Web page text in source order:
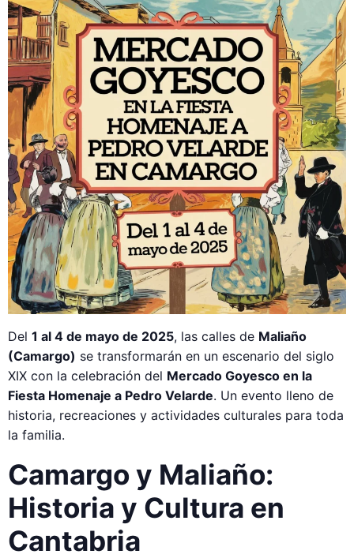
Del 1 al 4 de mayo de 2025, las calles de Maliaño
(Camargo) se transformarán en un escenario del siglo
XIX con la celebración del Mercado Goyesco en la
Fiesta Homenaje a Pedro Velarde. Un evento lleno de
historia, recreaciones y actividades culturales para toda
la familia.
Camargo y Maliaño:
Historia y Cultura en
Cantabria